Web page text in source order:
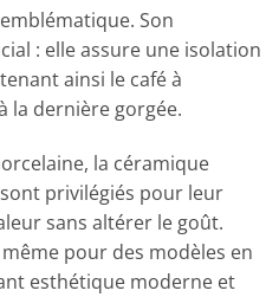
Son
: elle assure une isolation
ainsi le café à
la dernière gorgée.
la céramique
privilégiés pour leur
sans altérer le goût.
pour des modèles en
esthétique moderne et